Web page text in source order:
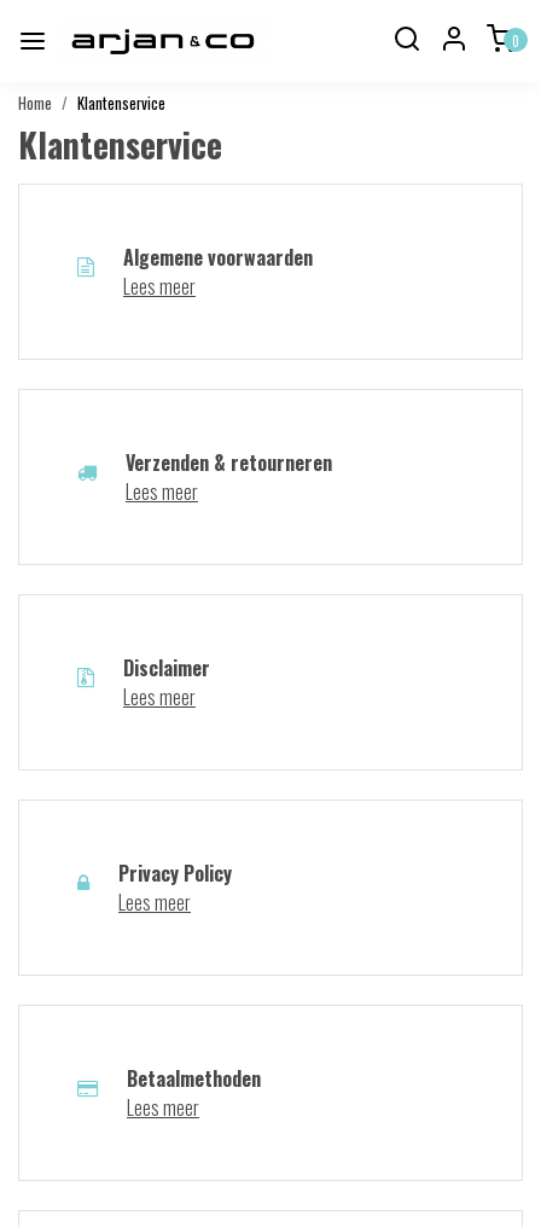
0
Home Klantenservice
Klantenservice
Algemene voorwaarden
Lees meer
Verzenden & retourneren
Lees meer
Disclaimer
Lees meer
Privacy Policy
Lees meer
Betaalmethoden
Lees meer